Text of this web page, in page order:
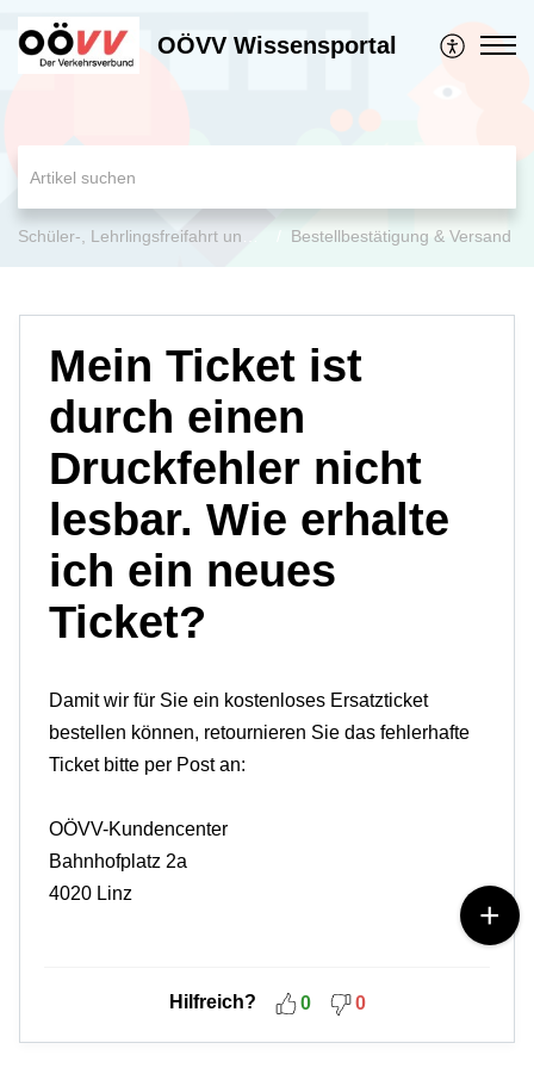
OÖVV Wissensportal
Bestellbestätigung & Versand
Mein Ticket ist
durch einen
Druckfehler nicht
lesbar. Wie erhalte
ich ein neues
Ticket?
Damit wir für Sie ein kostenloses Ersatzticket
bestellen können, retournieren Sie das fehlerhafte
Ticket bitte per Post an:
OÖVV-Kundencenter
Bahnhofplatz 2a
4020 Linz
Hilfreich? 0 0